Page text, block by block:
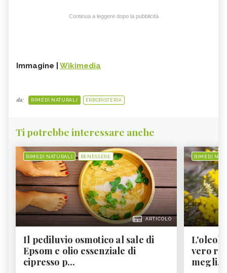
Continua a leggere dopo la pubblicità
Immagine | Wikimedia
da: RIMEDI NATURALI ERBORISTERIA
Ti potrebbe interessare anche
RIMEDI NATURALI BENESSERE
ARTICOLO
Il pediluvio osmotico al sale di
Epsom e olio essenziale di
cipresso p...
RIMEDI
vero re
megli...